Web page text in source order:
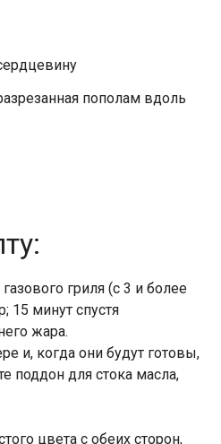
пополам вдоль
газового гриля (с 3 и более
15 минут спустя
жара.
и, когда они будут готовы,
поддон для стока масла,
цвета с обеих сторон,